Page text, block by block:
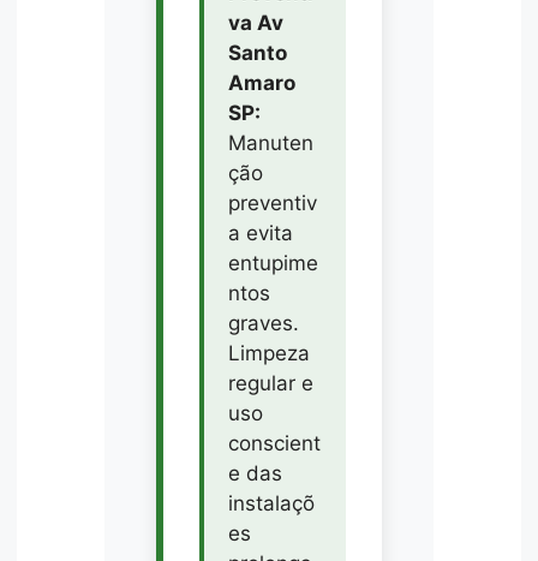
va Av
Santo
Amaro
SP:
Manuten
ção
preventiv
a evita
entupime
ntos
graves.
Limpeza
regular e
uso
conscient
e das
instalaçõ
es